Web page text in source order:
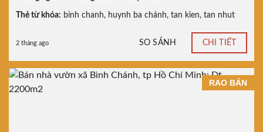
Thẻ từ khóa: binh chanh, huynh ba chánh, tan kien, tan nhut
2 tháng ago SO SÁNH CHI TIẾT
RAO BÁN